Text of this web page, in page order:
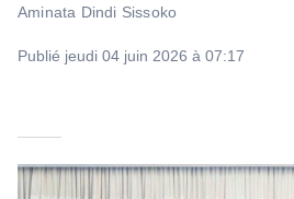
Aminata Dindi Sissoko
Publié jeudi 04 juin 2026 à 07:17